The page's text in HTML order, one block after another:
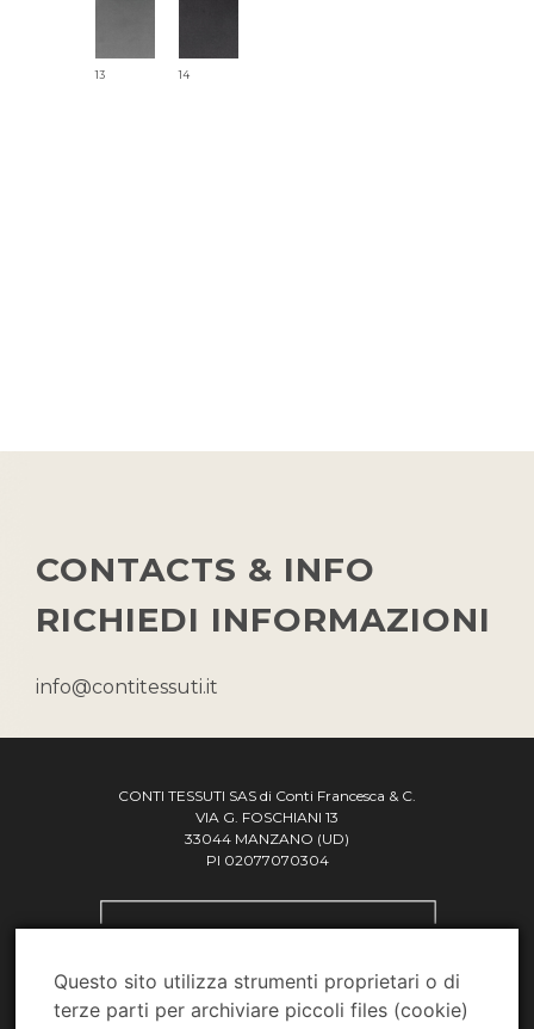
13 14
CONTACTS & INFO
RICHIEDI INFORMAZIONI
info@contitessuti.it
CONTI TESSUTI SAS di Conti Francesca & C.
VIA G. FOSCHIANI 13
33044 MANZANO (UD)
PI 02077070304
Questo sito utilizza strumenti proprietari o di
terze parti per archiviare piccoli files (cookie)